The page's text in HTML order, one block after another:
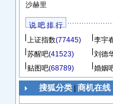
沙赫里
说 吧 排 行
上证指数(77445) 李宇
苏醒吧(41523) 刘德
贴图吧(68789) 婚姻
搜狐分类| 商机在线